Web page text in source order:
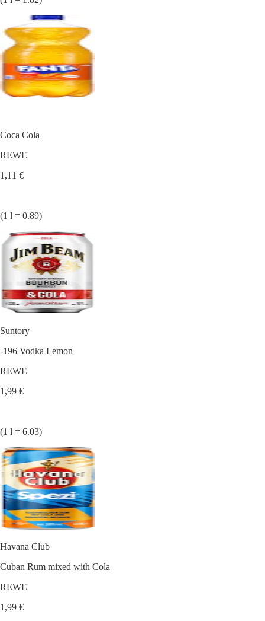
Coca Cola
REWE
1,11 €
(1 l = 0.89)
Suntory
-196 Vodka Lemon
REWE
1,99 €
(1 l = 6.03)
Havana Club
Cuban Rum mixed with Cola
REWE
1,99 €